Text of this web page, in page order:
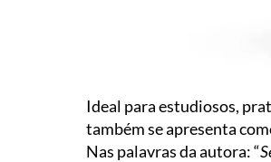
Ideal para estudiosos,
também se apresenta
Nas palavras da autora: “